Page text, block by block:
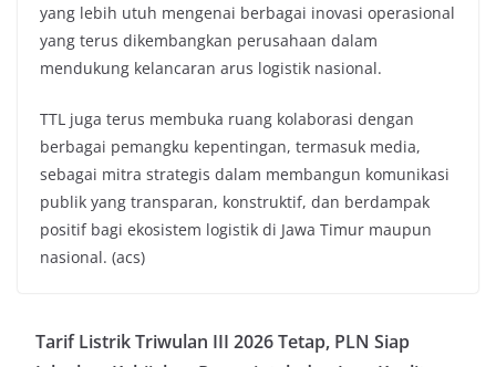
yang lebih utuh mengenai berbagai inovasi operasional
yang terus dikembangkan perusahaan dalam
mendukung kelancaran arus logistik nasional.
TTL juga terus membuka ruang kolaborasi dengan
berbagai pemangku kepentingan, termasuk media,
sebagai mitra strategis dalam membangun komunikasi
publik yang transparan, konstruktif, dan berdampak
positif bagi ekosistem logistik di Jawa Timur maupun
nasional. (acs)
Tarif Listrik Triwulan III 2026 Tetap, PLN Siap